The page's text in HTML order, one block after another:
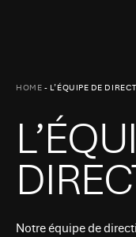
HOME - L’ÉQUIPE DE
Notre équipe de